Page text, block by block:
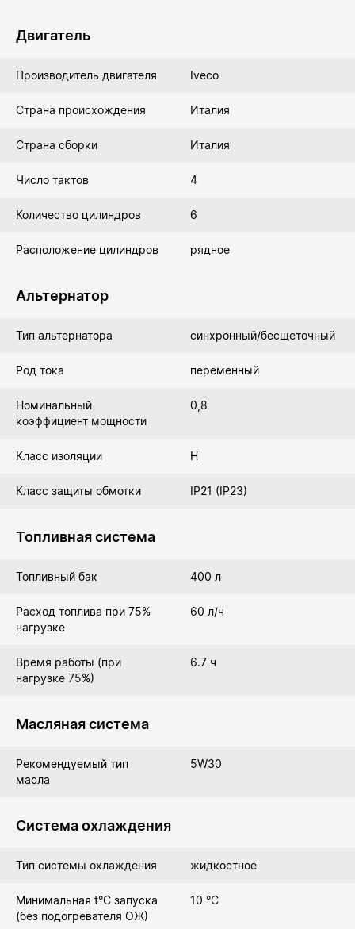
Двигатель
Производитель двигателя Iveco
Страна происхождения Италия
Страна сборки Италия
Число тактов 4
Количество цилиндров 6
Расположение цилиндров рядное
Альтернатор
Тип альтернатора синхронный/бесщеточный
Род тока переменный
Номинальный
коэффициент мощности
0,8
Класс изоляции Н
Класс защиты обмотки IP21 (IP23)
Топливная система
Топливный бак 400 л
Расход топлива при 75%
нагрузке
60 л/ч
Время работы (при
нагрузке 75%)
6.7 ч
Масляная система
Рекомендуемый тип
масла
5W30
Система охлаждения
Тип системы охлаждения жидкостное
Минимальная t°С запуска
(без подогревателя ОЖ)
10 °C